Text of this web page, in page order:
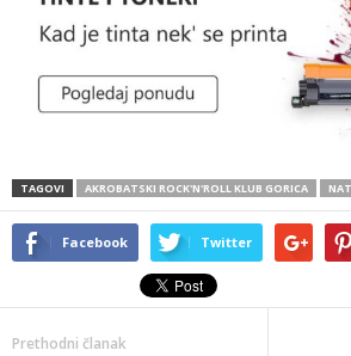
TAGOVI AKROBATSKI ROCK'N'ROLL KLUB GORICA
Facebook Twitter
Prethodni članak